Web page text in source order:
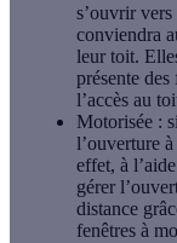
s’ouvrir
conviendra
leur toit.
présente
l’accès au
Motorisée :
l’ouverture
effet, à
gérer
distance
fenêtres à